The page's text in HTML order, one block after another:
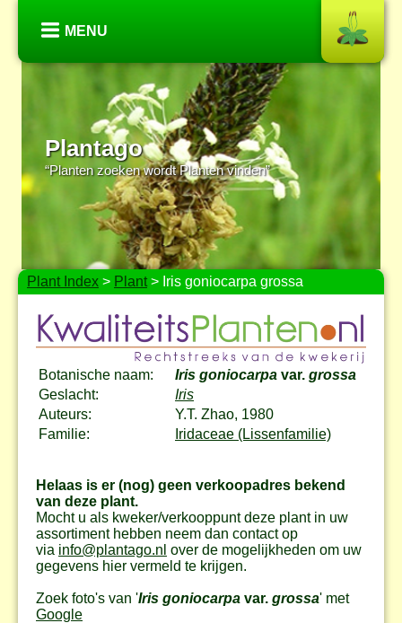
MENU
Plantago
“Planten zoeken wordt Planten vinden”
Plant Index > Plant> Iris goniocarpa grossa
Botanische naam: Iris goniocarpa var. grossa
Geslacht:
Iris
Auteurs:
Y.T. Zhao, 1980
Familie:
Iridaceae (Lissenfamilie)
Helaas is er (nog) geen verkoopadres bekend
van deze plant.
Mocht u als kweker/verkooppunt deze plant in uw
assortiment hebben neem dan contact op
via info@plantago.nl over de mogelijkheden om uw
gegevens hier vermeld te krijgen.
Zoek foto's van 'Iris goniocarpa var. grossa' met
Google